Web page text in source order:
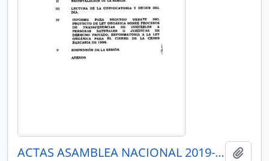
ACTAS ASAMBLEA NACIONAL 2019-2021